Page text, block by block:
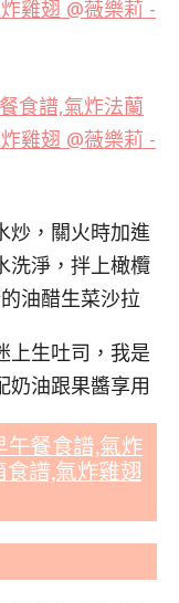
炒，關火時加進
洗淨，拌上橄欖
油醋生菜沙拉
上生吐司，我是
奶油跟果醬享用